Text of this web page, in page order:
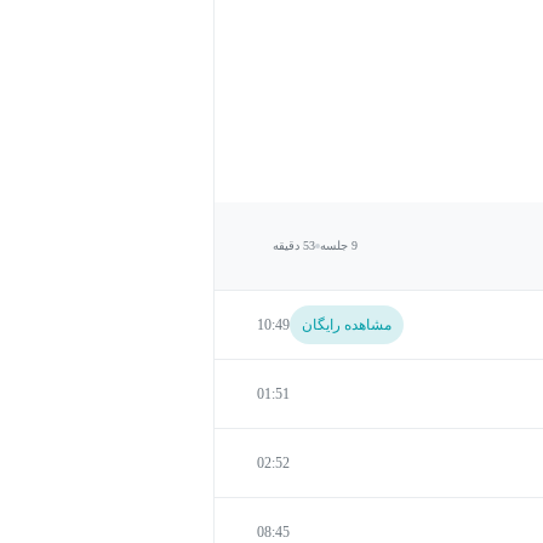
9 جلسه 53 دقیقه
مشاهده رایگان 10:49
01:51
02:52
08:45